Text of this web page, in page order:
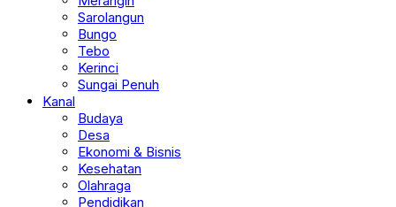
Sarolangun
Bungo
Tebo
Kerinci
Sungai Penuh
Kanal
Budaya
Desa
Ekonomi & Bisnis
Kesehatan
Olahraga
Pendidikan